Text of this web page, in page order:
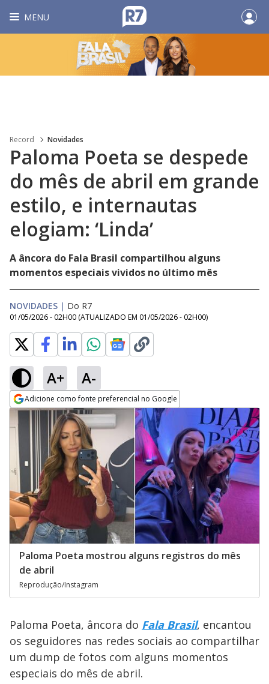
MENU
Record Novidades
Paloma Poeta se despede
do mês de abril em grande
estilo, e internautas
elogiam: ‘Linda’
A âncora do Fala Brasil compartilhou alguns
momentos especiais vividos no último mês
NOVIDADES | Do R7
01/05/2026 - 02H00 (ATUALIZADO EM 01/05/2026 - 02H00)
A+ A-
Adicione como fonte preferencial no Google
Opens in new window
Paloma Poeta mostrou alguns registros do mês
de abril
Reprodução/Instagram
Paloma Poeta, âncora do Fala Brasil, encantou
os seguidores nas redes sociais ao compartilhar
um dump de fotos com alguns momentos
especiais do mês de abril.